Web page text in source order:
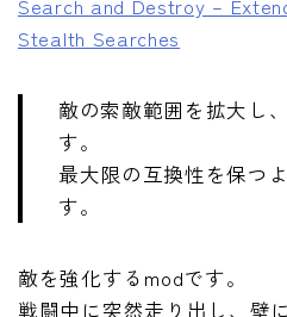
Stealth Searches
敵の索敵範囲を拡大し
す。
最大限の互換性を保つ
す。
敵を強化するmodです。
戦闘中に突然走り出し、壁